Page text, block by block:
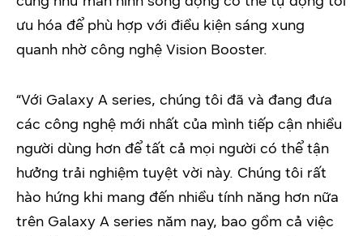
ưu hóa để phù hợp với điều kiện sáng xung
quanh nhờ công nghệ Vision Booster.
“Với Galaxy A series, chúng tôi đã và đang đưa
các công nghệ mới nhất của mình tiếp cận nhiều
người dùng hơn để tất cả mọi người có thể tận
hưởng trải nghiệm tuyệt vời này. Chúng tôi rất
hào hứng khi mang đến nhiều tính năng hơn nữa
trên Galaxy A series năm nay, bao gồm cả việc